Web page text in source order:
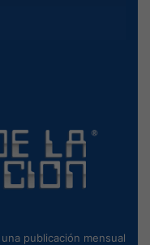
publicación mensual